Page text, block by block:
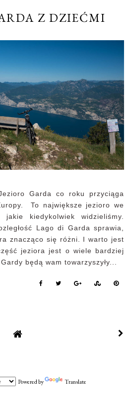
Z DZIEĆMI
Garda co roku przyciąga
To największe jezioro we
jakie kiedykolwiek widzieliśmy.
Lago di Garda sprawia,
znacząco się różni. I warto jest
jeziora jest o wiele bardziej
będą wam towarzyszyły...
Powered by Translate